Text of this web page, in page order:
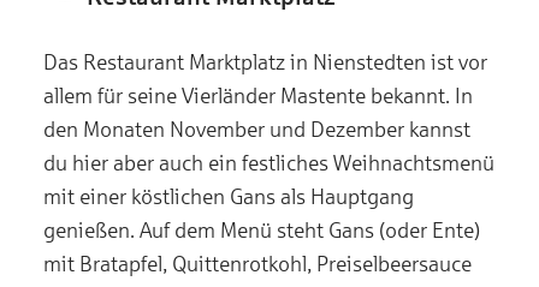
Das Restaurant Marktplatz in Nienstedten ist vor
allem für seine Vierländer Mastente bekannt. In
den Monaten November und Dezember kannst
du hier aber auch ein festliches Weihnachtsmenü
mit einer köstlichen Gans als Hauptgang
genießen. Auf dem Menü steht Gans (oder Ente)
mit Bratapfel, Quittenrotkohl, Preiselbeersauce